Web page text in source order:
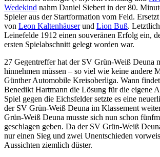
Wedekind nahm Daniel Siebert in der 80.
Spieler aus der Startformation vom Feld.
von Leon Kaltenhäuserund Lion Buß.
Leinefelde 1912 einen souveränen Erfolg ein,
ersten Spielabschnitt gelegt worden war.
27 Gegentreffer hat der SV Grün-Weiß Deuna
hinnehmen müssen – so viel wie keine andere
Günther Automobile Kreisoberliga. Wann
Benedikt Hartmann die Lösung für die eigene
Spiel gegen die Eichsfelder setzte es eine
der SV Grün-Weiß Deuna im Klassement
Grün-Weiß Deuna musste sich nun schon
geschlagen geben. Da der SV Grün-Weiß
nur einen Sieg und zwei Unentschieden
Aussichten ziemlich düster.